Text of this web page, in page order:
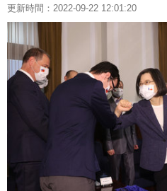
更新時間：2022-09-22 12:01:20